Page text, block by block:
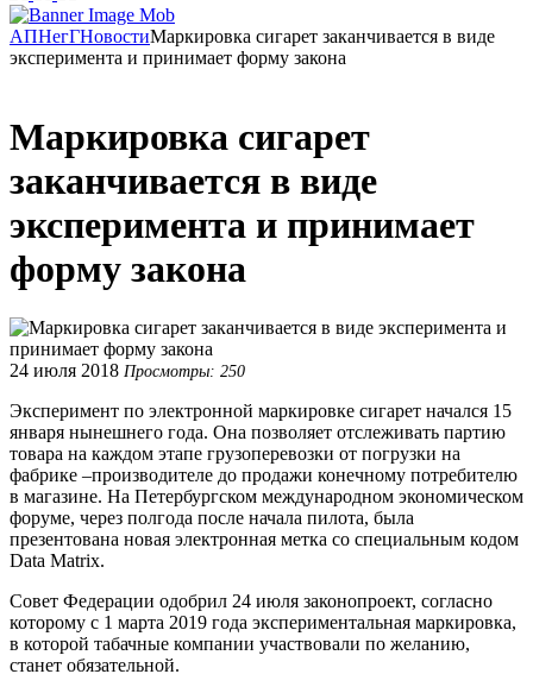
АПНегГНовостиМаркировка сигарет заканчивается в виде
эксперимента и принимает форму закона
Маркировка сигарет
заканчивается в виде
эксперимента и принимает
форму закона
24 июля 2018 Просмотры: 250
Эксперимент по электронной маркировке сигарет начался 15
января нынешнего года. Она позволяет отслеживать партию
товара на каждом этапе грузоперевозки от погрузки на
фабрике –производителе до продажи конечному потребителю
в магазине. На Петербургском международном экономическом
форуме, через полгода после начала пилота, была
презентована новая электронная метка со специальным кодом
Data Matrix.
Совет Федерации одобрил 24 июля законопроект, согласно
которому с 1 марта 2019 года экспериментальная маркировка,
в которой табачные компании участвовали по желанию,
станет обязательной.